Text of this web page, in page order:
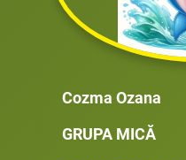
Cozma Ozana
GRUPA MICĂ